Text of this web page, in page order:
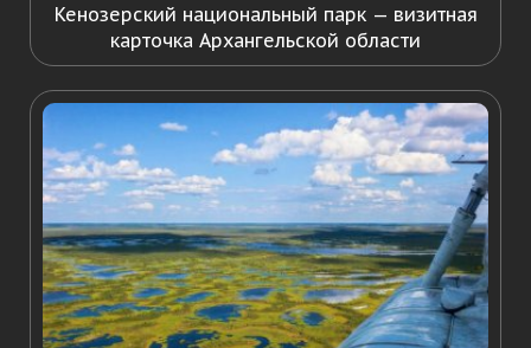
Кенозерский национальный парк — визитная
карточка Архангельской области